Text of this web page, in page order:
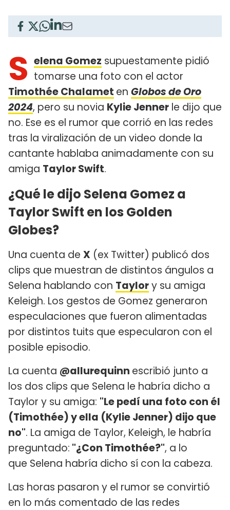
S elena Gomez supuestamente pidió
tomarse una foto con el actor
Timothée Chalamet en Globos de Oro
2024, pero su novia Kylie Jenner le dijo que
no. Ese es el rumor que corrió en las redes
tras la viralización de un video donde la
cantante hablaba animadamente con su
amiga Taylor Swift.
¿Qué le dijo Selena Gomez a
Taylor Swift en los Golden
Globes?
Una cuenta de X (ex Twitter) publicó dos
clips que muestran de distintos ángulos a
Selena hablando con Taylory su amiga
Keleigh. Los gestos de Gomez generaron
especulaciones que fueron alimentadas
por distintos tuits que especularon con el
posible episodio.
La cuenta @allurequinn escribió junto a
los dos clips que Selena le habría dicho a
Taylor y su amiga: "Le pedí una foto con él
(Timothée) y ella (Kylie Jenner) dijo que
no". La amiga de Taylor, Keleigh, le habría
preguntado: "¿Con Timothée?", a lo
que Selena habría dicho sí con la cabeza.
Las horas pasaron y el rumor se convirtió
en lo más comentado de las redes